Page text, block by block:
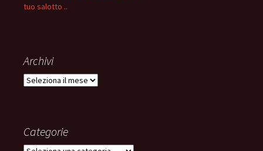
tuo salotto ..
Archivi
Archivi
Categorie